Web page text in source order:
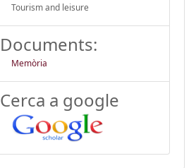
Tourism and leisure
Documents:
Memòria
Cerca a google